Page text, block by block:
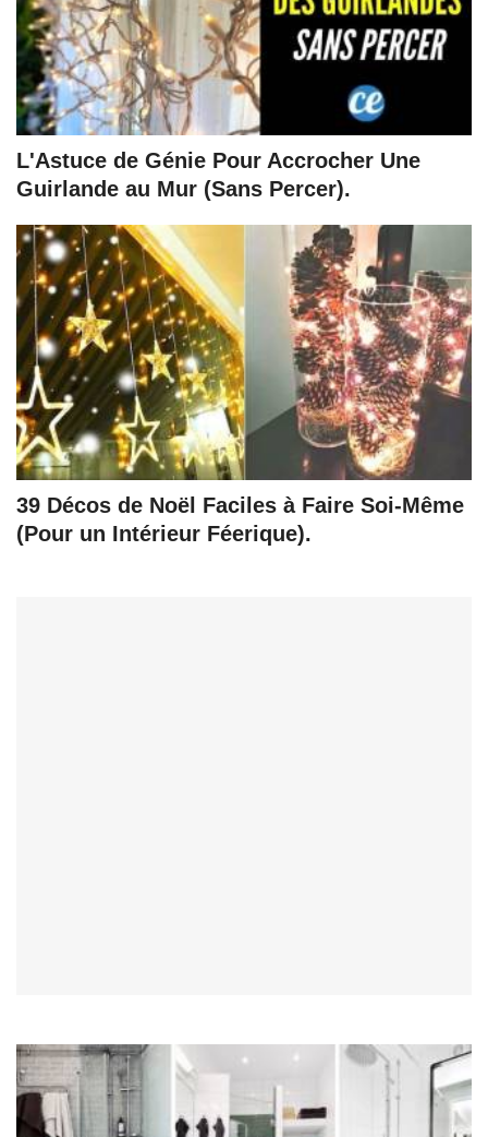
L'Astuce de Génie Pour Accrocher Une
Guirlande au Mur (Sans Percer).
39 Décos de Noël Faciles à Faire Soi-Même
(Pour un Intérieur Féerique).